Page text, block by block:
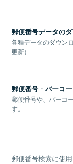
郵便番号データの
各種データのダウン
更新）
郵便番号・バーコ
郵便番号や、バーコ
す。
郵便番号検索に使